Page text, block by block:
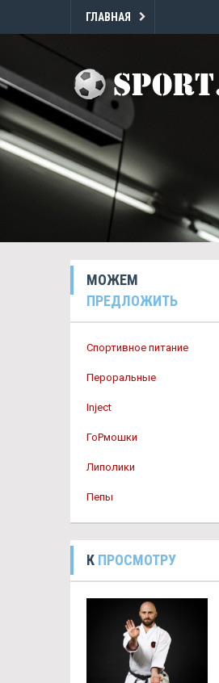
ГЛАВНАЯ
МОЖЕМ
ПРЕДЛОЖИТЬ
Спортивное питание
Пероральные
Inject
ГоРмошки
Липолики
Пепы
К ПРОСМОТРУ